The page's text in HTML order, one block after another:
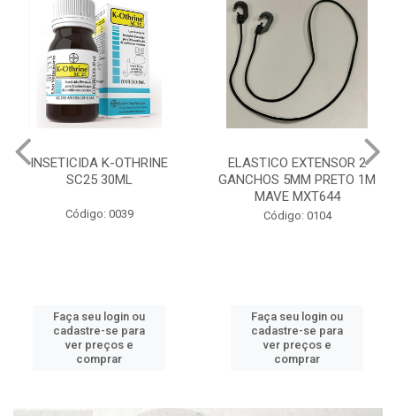
INSETICIDA K-OTHRINE
SC25 30ML
Código: 0039
Faça seu login ou
cadastre-se para
ver preços e
comprar
ELASTICO EXTENSOR 2
GANCHOS 5MM PRETO 1M
MAVE MXT644
Código: 0104
Faça seu login ou
cadastre-se para
ver preços e
comprar